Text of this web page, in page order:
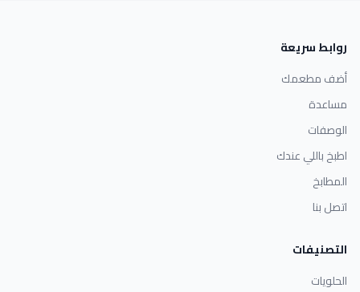
روابط سريعة
أضف مطعمك
مساعدة
الوصفات
اطبخ باللي عندك
المطابخ
اتصل بنا
التصنيفات
الحلويات